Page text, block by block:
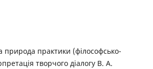
практики (філософсько-
творчого діалогу В. А.